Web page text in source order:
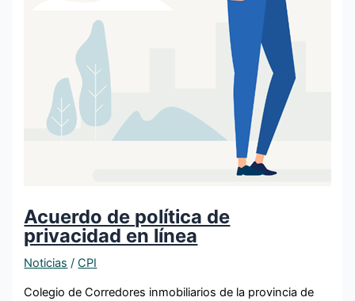
Acuerdo de política de
privacidad en línea
Noticias /CPI
Colegio de Corredores inmobiliarios de la provincia de